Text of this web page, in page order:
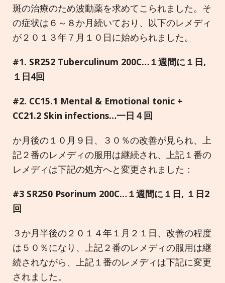
斑の治療のため波動薬を求めてこられました。そ
の症状は６～８か月続いており、以下のレメディ
が２０１３年７月１０日に始められました。
#1. SR252 Tuberculinum 200C…１週間に１日,
１日4回
#2. CC15.1 Mental & Emotional tonic +
CC21.2 Skin infections…一日４回
か月後の１０月９日、３０％の改善が見られ、上
記２番のレメディの服用は継続され、上記１番の
レメディは下記の処方へと変更されました：
#3 SR250 Psorinum 200C…１週間に１日, １日2
回
３か月半後の２０１４年１月２１日、改善の程度
は５０％になり、上記２番のレメディの服用は継
続されながら、上記１番のレメディは下記に変更
されました。